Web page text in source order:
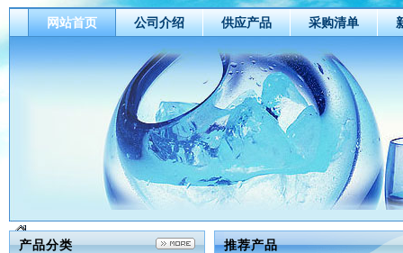
网站首页 公司介绍 供应产品 采购清单
产品分类 推荐产品